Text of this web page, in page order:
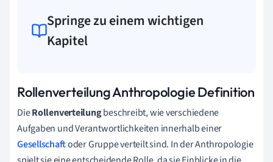
Springe zu einem wichtigen
Kapitel
Rollenverteilung Anthropologie Definition
DieRollenverteilungbeschreibt, wie verschiedene
Aufgaben und Verantwortlichkeiten innerhalb einer
Gesellschaftoder Gruppe verteilt sind. In der Anthropologie